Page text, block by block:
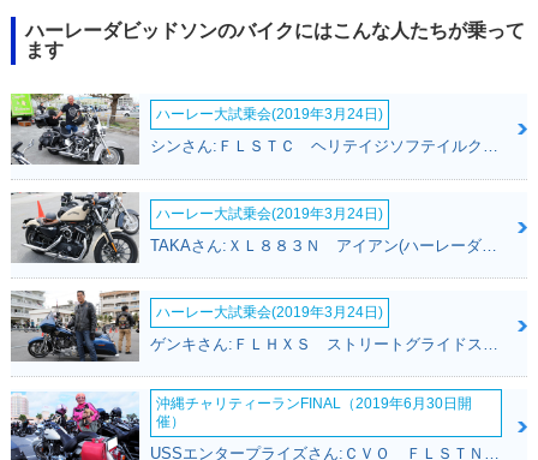
ハーレーダビッドソンのバイクにはこんな人たちが乗って
ます
ハーレー大試乗会(2019年3月24日)
シンさん:ＦＬＳＴＣ ヘリテイジソフテイルクラシック(ハーレーダビッドソン)
ハーレー大試乗会(2019年3月24日)
ハーレー大試乗会(2019年3月24日)
沖縄チャリティーランFINAL（2019年6月30日開
催）
USSエンタープライズさん:ＣＶＯ ＦＬＳＴＮＳＥ ソフテイルデラックス(ハーレーダビッドソン)